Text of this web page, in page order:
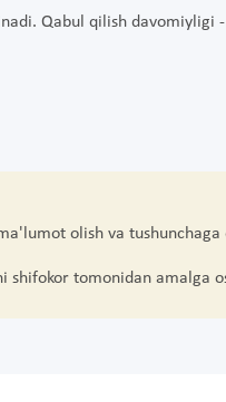
Qabul qilish davomiyligi -
olish va
shifokor tomonidan amalga